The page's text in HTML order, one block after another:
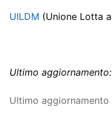
UILDM (Unione Lotta
Ultimo
Ultimo aggiornamento